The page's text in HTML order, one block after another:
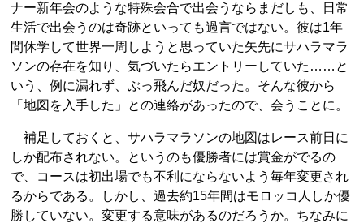
ナー新年会のような特殊会合で出会うならまだしも、日常
生活で出会うのは奇跡といっても過言ではない。彼は1年
間休学して世界一周しようと思っていた矢先にサハラマラ
ソンの存在を知り、気づいたらエントリーしていた……と
いう、例に漏れず、ぶっ飛んだ奴だった。そんな彼から
「地図を入手した」との連絡があったので、会うことに。
補足しておくと、サハラマラソンの地図はレース前日に
しか配布されない。というのも優勝者には賞金がでるの
で、コースは初出場でも不利にならないよう毎年変更され
るからである。しかし、過去約15年間はモロッコ人しか優
勝していない。変更する意味があるのだろうか。ちなみに